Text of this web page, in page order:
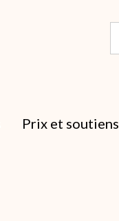
Prix et soutiens